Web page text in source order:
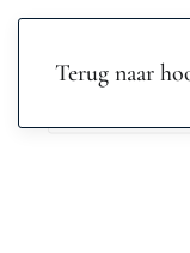
Terug naar